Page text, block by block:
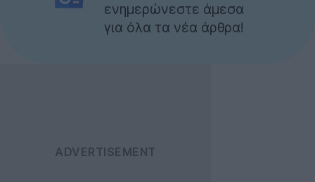
ενημερώνεστε άμεσα
για όλα τα νέα άρθρα!